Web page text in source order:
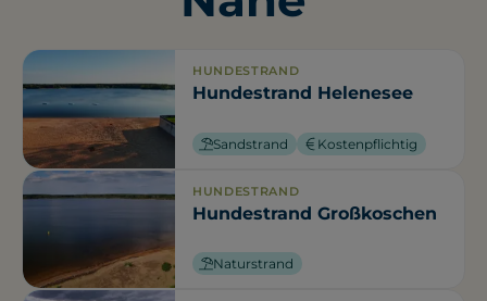
HUNDESTRAND
Hundestrand Helenesee
Sandstrand Kostenpflichtig
HUNDESTRAND
Hundestrand Großkoschen
Naturstrand